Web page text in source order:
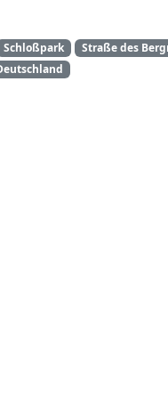
Schloßpark Straße des